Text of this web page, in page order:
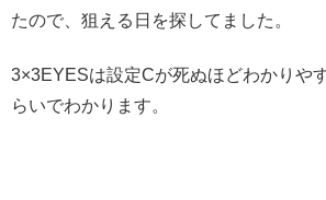
たので、狙える日を探してました。
3×3EYESは設定Cが死ぬほどわかりや
らいでわかります。